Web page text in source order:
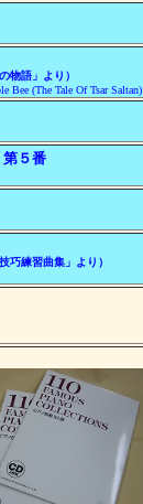
物語」より）
Bee (The Tale Of Tsar Saltan)
５番
巧練習曲集」より）